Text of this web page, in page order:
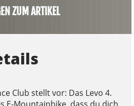
ZUM ARTIKEL
Club stellt vor: Das Levo 4.